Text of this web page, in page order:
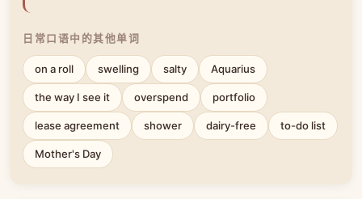
日常口语中的其他单词
on a roll swelling salty Aquarius
the way I see it overspend portfolio
lease agreement shower dairy-free to-do list
Mother's Day